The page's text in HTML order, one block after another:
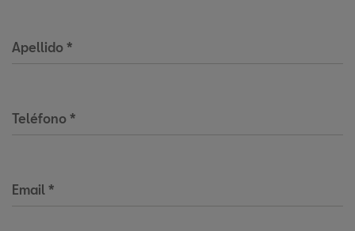
Apellido *
Teléfono *
Email *